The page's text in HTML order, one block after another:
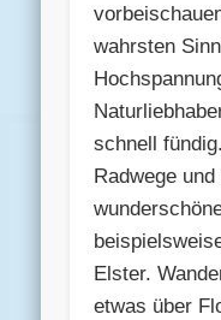
wahrsten
schnell
Radwege
Elster.
etwas über